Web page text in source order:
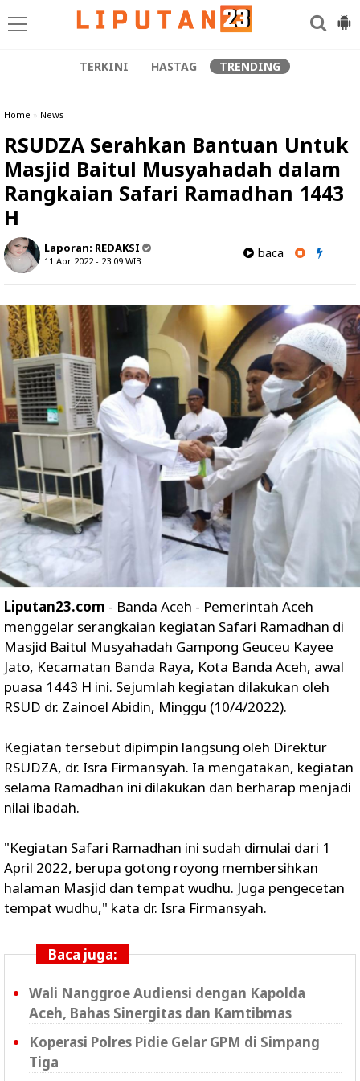
TERKINI HASTAG TRENDING
Home » News
RSUDZA Serahkan Bantuan Untuk
Masjid Baitul Musyahadah dalam
Rangkaian Safari Ramadhan 1443
H
Laporan: REDAKSI
11 Apr 2022 - 23:09 WIB
baca
Liputan23.com - Banda Aceh - Pemerintah Aceh
menggelar serangkaian kegiatan Safari Ramadhan di
Masjid Baitul Musyahadah Gampong Geuceu Kayee
Jato, Kecamatan Banda Raya, Kota Banda Aceh, awal
puasa 1443 H ini. Sejumlah kegiatan dilakukan oleh
RSUD dr. Zainoel Abidin, Minggu (10/4/2022).
Kegiatan tersebut dipimpin langsung oleh Direktur
RSUDZA, dr. Isra Firmansyah. Ia mengatakan, kegiatan
selama Ramadhan ini dilakukan dan berharap menjadi
nilai ibadah.
"Kegiatan Safari Ramadhan ini sudah dimulai dari 1
April 2022, berupa gotong royong membersihkan
halaman Masjid dan tempat wudhu. Juga pengecetan
tempat wudhu," kata dr. Isra Firmansyah.
Baca juga:
Wali Nanggroe Audiensi dengan Kapolda
Aceh, Bahas Sinergitas dan Kamtibmas
Koperasi Polres Pidie Gelar GPM di Simpang
Tiga